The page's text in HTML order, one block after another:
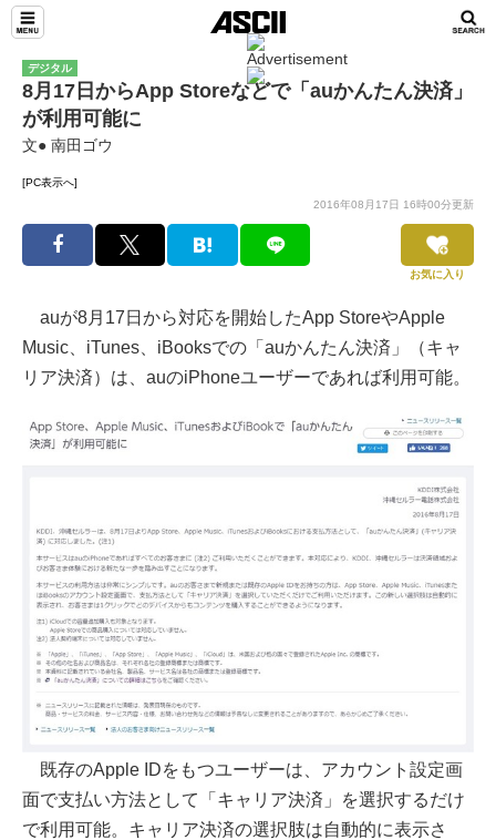
デジタル
8月17日からApp Storeなどで「auかんたん決済」
が利用可能に
文● 南田ゴウ
[PC表示へ]
2016年08月17日 16時00分更新
お気に入り
auが8月17日から対応を開始したApp StoreやApple
Music、iTunes、iBooksでの「auかんたん決済」（キャ
リア決済）は、auのiPhoneユーザーであれば利用可能。
既存のApple IDをもつユーザーは、アカウント設定画
面で支払い方法として「キャリア決済」を選択するだけ
で利用可能。キャリア決済の選択肢は自動的に表示さ